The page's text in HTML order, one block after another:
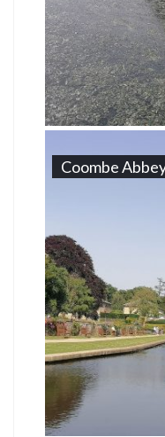
Coombe